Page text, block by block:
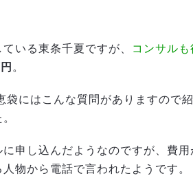
いる東条千夏ですが、 コンサルも
。
にはこんな質問がありますので
申し込んだようなのですが、費
物から電話で言われたようです。